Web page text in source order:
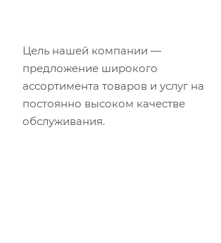
Цель нашей компании —
предложение широкого
ассортимента товаров и услуг на
постоянно высоком качестве
обслуживания.